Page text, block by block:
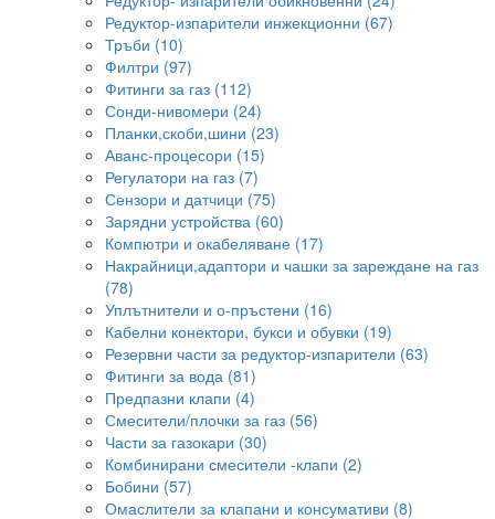
Редуктор-изпарители инжекционни (67)
Тръби (10)
Филтри (97)
Фитинги за газ (112)
Сонди-нивомери (24)
Планки,скоби,шини (23)
Аванс-процесори (15)
Регулатори на газ (7)
Сензори и датчици (75)
Зарядни устройства (60)
Компютри и окабеляване (17)
Накрайници,адаптори и чашки за зареждане на газ
(78)
Уплътнители и о-пръстени (16)
Кабелни конектори, букси и обувки (19)
Резервни части за редуктор-изпарители (63)
Фитинги за вода (81)
Предпазни клапи (4)
Смесители/плочки за газ (56)
Части за газокари (30)
Комбинирани смесители -клапи (2)
Бобини (57)
Омаслители за клапани и консумативи (8)